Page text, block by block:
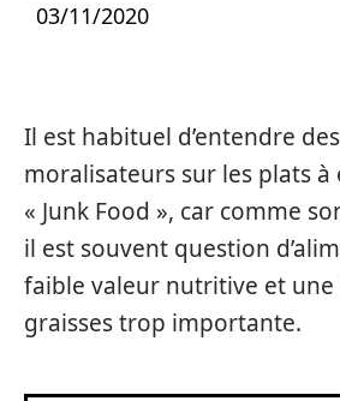
03/11/2020
Il est habituel d’entendre
moralisateurs sur les plats
« Junk Food », car comme
il est souvent question
faible valeur nutritive et
graisses trop importante.